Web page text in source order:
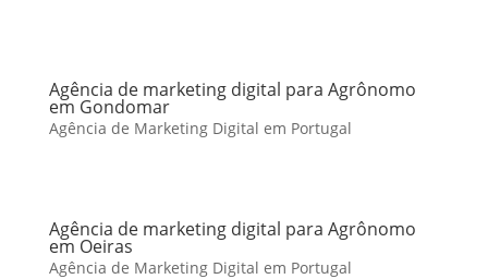
Agência de marketing digital para Agrônomo
em Gondomar
Agência de Marketing Digital em Portugal
Agência de marketing digital para Agrônomo
em Oeiras
Agência de Marketing Digital em Portugal